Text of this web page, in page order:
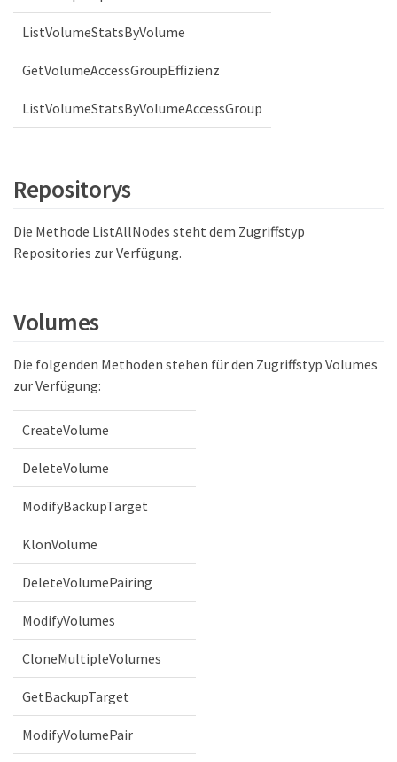
ListVolumeStatsByVolume
GetVolumeAccessGroupEffizienz
ListVolumeStatsByVolumeAccessGroup
Repositorys
Die Methode ListAllNodes steht dem Zugriffstyp
Repositories zur Verfügung.
Volumes
Die folgenden Methoden stehen für den Zugriffstyp Volumes
zur Verfügung:
CreateVolume
DeleteVolume
ModifyBackupTarget
KlonVolume
DeleteVolumePairing
ModifyVolumes
CloneMultipleVolumes
GetBackupTarget
ModifyVolumePair